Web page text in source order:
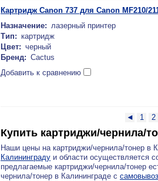
Картридж Canon 737 для Canon MF210/
Назначение: лазерный принтер
Тип: картридж
Цвет: черный
Бренд: Cactus
Добавить к сравнению
◄ 1 2
Купить картриджи/чернила/
Наши цены на картриджи/чернила/тонер в
Калининграду и области осуществляется
предлагаемые картриджи/чернила/тонер
чернила/тонер в Калининграде с